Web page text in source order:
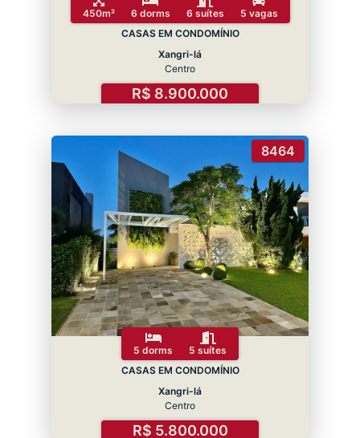
450m² 6 dorms 6 suítes
5 vagas
CASAS EM CONDOMÍNIO
Xangri-lá
Centro
R$ 8.900.000
8464
5 dorms
5 suítes
CASAS EM CONDOMÍNIO
Xangri-lá
Centro
R$ 5.800.000